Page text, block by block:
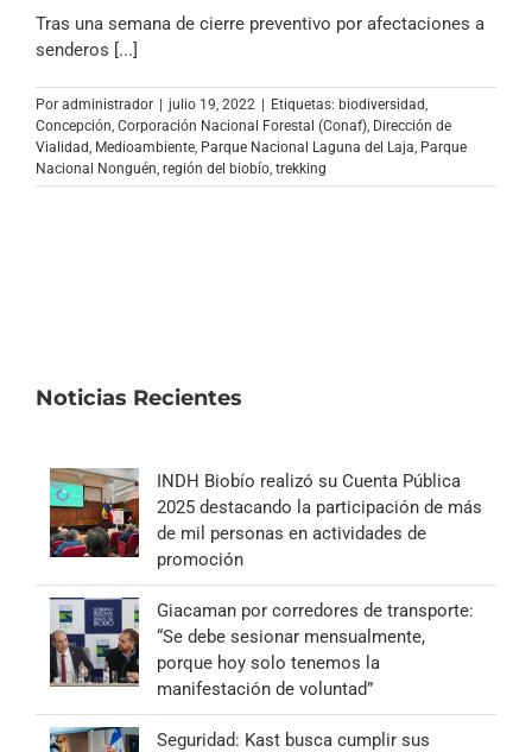
Tras una semana de cierre preventivo por afectaciones a
senderos [...]
Por administrador | julio 19, 2022 | Etiquetas: biodiversidad
Concepción Corporación Nacional Forestal (Conaf) Dirección de
Vialidad Medioambiente Parque Nacional Laguna del Laja Parque
Nacional Nonguén región del biobío trekking
Noticias Recientes
INDH Biobío realizó su Cuenta Pública
2025 destacando la participación de más
de mil personas en actividades de
promoción
Giacaman por corredores de transporte:
“Se debe sesionar mensualmente,
porque hoy solo tenemos la
manifestación de voluntad”
Seguridad: Kast busca cumplir sus